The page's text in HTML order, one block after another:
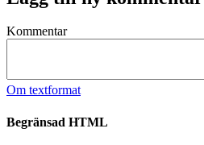
Kommentar
Om textformat
Begränsad HTML